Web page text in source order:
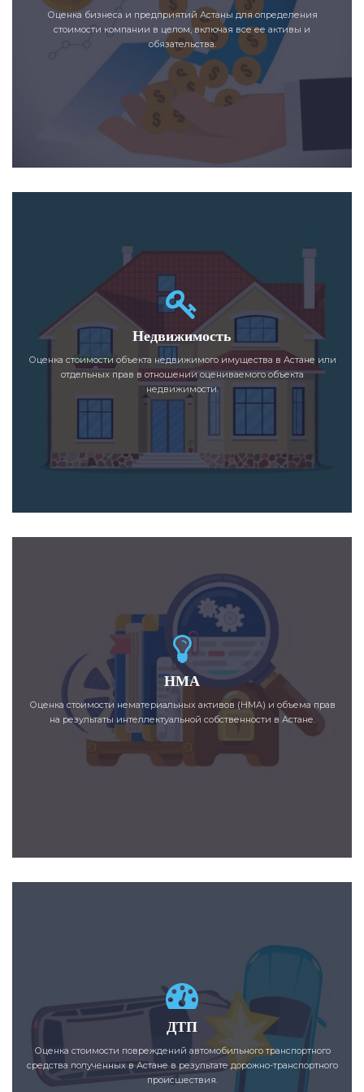
Оценка бизнеса и предприятий Астаны для определения
стоимости компании в целом, включая все ее активы и
обязательства.
Недвижимость
Оценка стоимости объекта недвижимого имущества в Астане или
отдельных прав в отношении оцениваемого объекта
недвижимости.
НМА
Оценка стоимости нематериальных активов (НМА) и объема прав
на результаты интеллектуальной собственности в Астане.
ДТП
Оценка стоимости повреждений автомобильного транспортного
средства полученных в Астане в результате дорожно-транспортного
происшествия.